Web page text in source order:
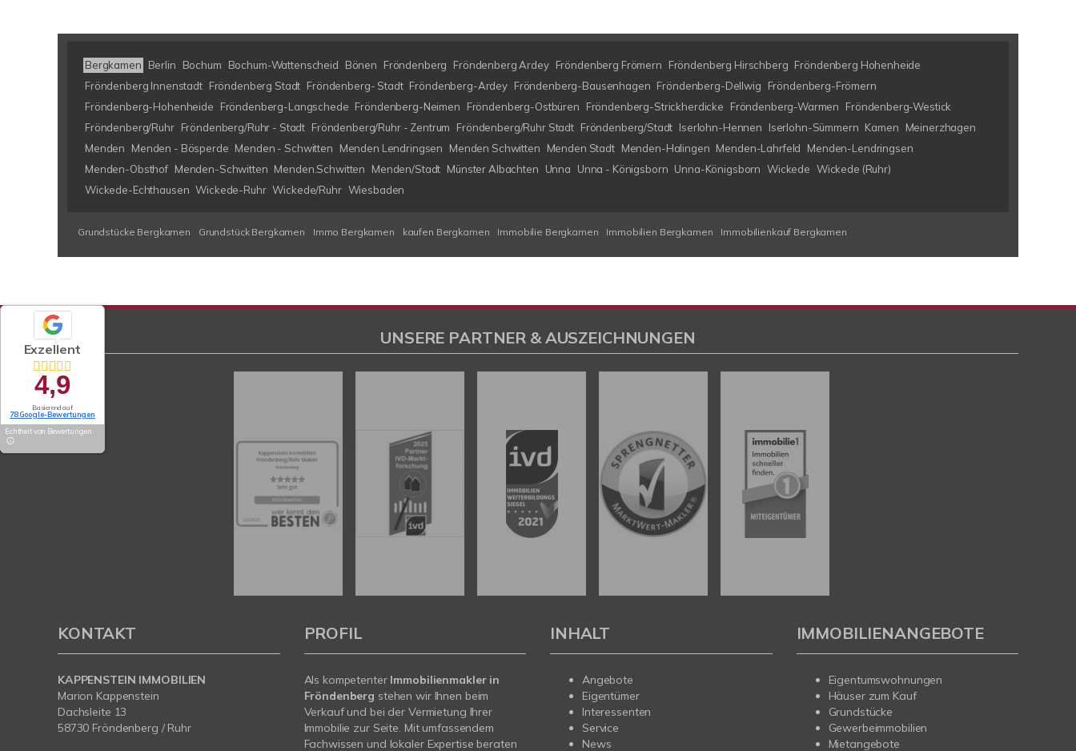
Bergkamen Berlin Bochum Bochum-Wattenscheid Bönen Fröndenberg Fröndenberg Ardey Fröndenberg Frömern Fröndenberg Hirschberg Fröndenberg Hohenheide
Fröndenberg Innenstadt Fröndenberg Stadt Fröndenberg- Stadt Fröndenberg-Ardey Fröndenberg-Bausenhagen Fröndenberg-Dellwig
Fröndenberg-Frömern
Fröndenberg-Hohenheide
Fröndenberg-Langschede Fröndenberg-Neimen Fröndenberg-Ostbüren Fröndenberg-Strickherdicke Fröndenberg-Warmen
Fröndenberg-Westick
Fröndenberg/Ruhr Fröndenberg/Ruhr - Stadt Fröndenberg/Ruhr - Zentrum Fröndenberg/Ruhr Stadt Fröndenberg/Stadt Iserlohn-Hennen Iserlohn-Sümmern Kamen
Meinerzhagen
Menden
Menden - Bösperde Menden - Schwitten Menden Lendringsen Menden Schwitten Menden Stadt Menden-Halingen Menden-Lahrfeld
Menden-Lendringsen
Menden-Obsthof Menden-Schwitten Menden.Schwitten Menden/Stadt Münster Albachten Unna Unna - Königsborn Unna-Königsborn Wickede Wickede (Ruhr)
Wickede-Echthausen Wickede-Ruhr Wickede/Ruhr Wiesbaden
Grundstücke Bergkamen Grundstück Bergkamen Immo Bergkamen kaufen Bergkamen Immobilie Bergkamen Immobilien Bergkamen Immobilienkauf Bergkamen
Exzellent
4,9
Basierend auf
78 Google-Bewertungen
Echtheit von Bewertungen
UNSERE PARTNER & AUSZEICHNUNGEN
KONTAKT
KAPPENSTEIN IMMOBILIEN
Marion Kappenstein
Dachsleite 13
58730 Fröndenberg / Ruhr
PROFIL
Als kompetenter Immobilienmakler in
Fröndenberg stehen wir Ihnen beim
Verkauf und bei der Vermietung Ihrer
Immobilie zur Seite. Mit umfassendem
Fachwissen und lokaler Expertise beraten
INHALT
Angebote
Eigentümer
Interessenten
Service
News
IMMOBILIENANGEBOTE
Eigentumswohnungen
Häuser zum Kauf
Grundstücke
Gewerbeimmobilien
Mietangebote